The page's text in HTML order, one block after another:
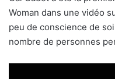
Woman dans une vidéo
peu de conscience de
nombre de personnes